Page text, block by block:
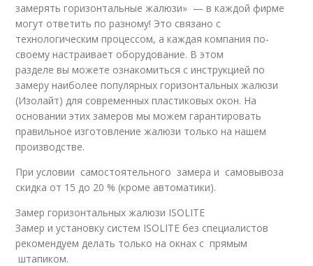
замерять горизонтальные жалюзи» — в каждой фирме
могут ответить по разному! Это связано с
технологическим процессом, а каждая компания по-
своему настраивает оборудование. В этом
разделе вы можете ознакомиться с инструкцией по
замеру наиболее популярных горизонтальных жалюзи
(Изолайт) для современных пластиковых окон. На
основании этих замеров мы можем гарантировать
правильное изготовление жалюзи только на нашем
производстве.
При условии самостоятельного замера и самовывоза
скидка от 15 до 20 % (кроме автоматики).
Замер горизонтальных жалюзи ISOLITE
Замер и установку систем ISOLITE без специалистов
рекомендуем делать только на окнах с прямым
штапиком.